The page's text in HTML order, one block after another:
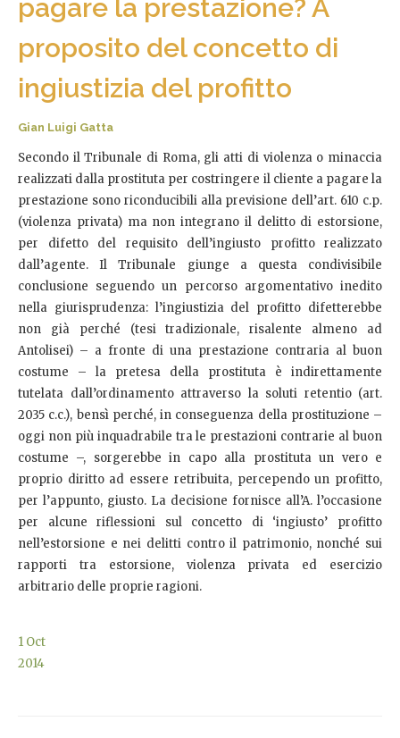
pagare la prestazione? A
proposito del concetto di
ingiustizia del profitto
Gian Luigi Gatta
Secondo il Tribunale di Roma, gli atti di violenza o minaccia
realizzati dalla prostituta per costringere il cliente a pagare la
prestazione sono riconducibili alla previsione dell’art. 610 c.p.
(violenza privata) ma non integrano il delitto di estorsione,
per difetto del requisito dell’ingiusto profitto realizzato
dall’agente. Il Tribunale giunge a questa condivisibile
conclusione seguendo un percorso argomentativo inedito
nella giurisprudenza: l’ingiustizia del profitto difetterebbe
non già perché (tesi tradizionale, risalente almeno ad
Antolisei) – a fronte di una prestazione contraria al buon
costume – la pretesa della prostituta è indirettamente
tutelata dall’ordinamento attraverso la soluti retentio (art.
2035 c.c.), bensì perché, in conseguenza della prostituzione –
oggi non più inquadrabile tra le prestazioni contrarie al buon
costume –, sorgerebbe in capo alla prostituta un vero e
proprio diritto ad essere retribuita, percependo un profitto,
per l’appunto, giusto. La decisione fornisce all’A. l’occasione
per alcune riflessioni sul concetto di ‘ingiusto’ profitto
nell’estorsione e nei delitti contro il patrimonio, nonché sui
rapporti tra estorsione, violenza privata ed esercizio
arbitrario delle proprie ragioni.
1 Oct
2014